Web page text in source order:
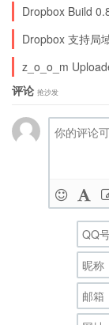
Dropbox Build
Dropbox 支持局
z_o_o_m
评论 抢沙发